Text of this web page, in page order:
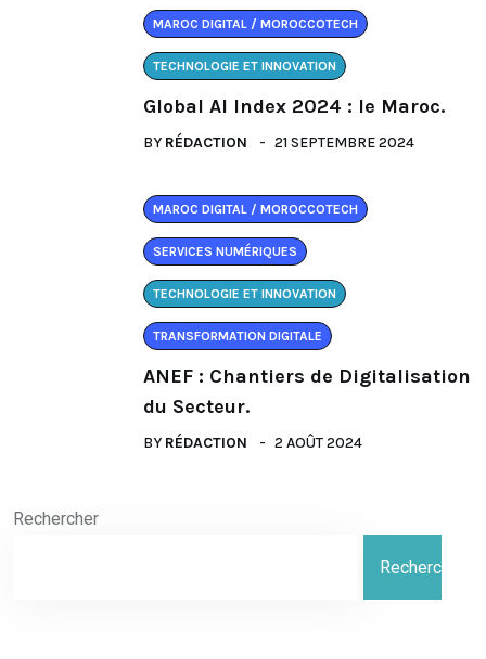
MAROC DIGITAL / MOROCCOTECH
TECHNOLOGIE ET INNOVATION
Global AI Index 2024 : le Maroc.
BY RÉDACTION 21 SEPTEMBRE 2024
MAROC DIGITAL / MOROCCOTECH
SERVICES NUMÉRIQUES
TECHNOLOGIE ET INNOVATION
TRANSFORMATION DIGITALE
ANEF : Chantiers de Digitalisation
du Secteur.
BY RÉDACTION 2 AOÛT 2024
Rechercher
Rechercher